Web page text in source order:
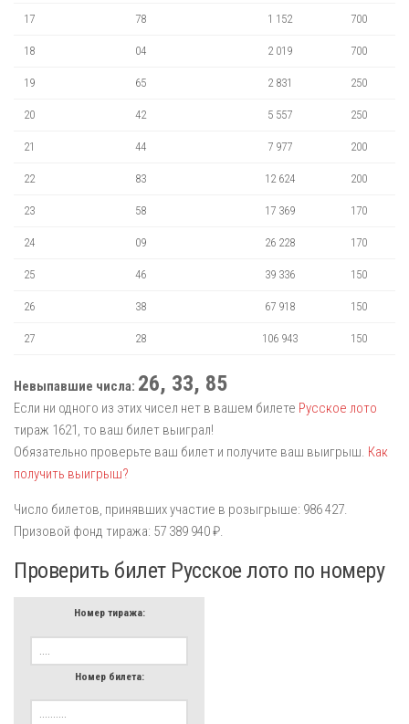
17 78 1 152 700
18 04 2 019 700
19 65 2 831 250
20 42 5 557 250
21 44 7 977 200
22 83 12 624 200
23 58 17 369 170
24 09 26 228 170
25 46 39 336 150
26 38 67 918 150
27 28 106 943 150
Невыпавшие числа: 26, 33, 85
Если ни одного из этих чисел нет в вашем билете Русское лото
тираж 1621, то ваш билет выиграл!
Обязательно проверьте ваш билет и получите ваш выигрыш. Как
получить выигрыш?
Число билетов, принявших участие в розыгрыше: 986 427.
Призовой фонд тиража: 57 389 940 ₽.
Проверить билет Русское лото по номеру
Номер тиража:
Номер билета: